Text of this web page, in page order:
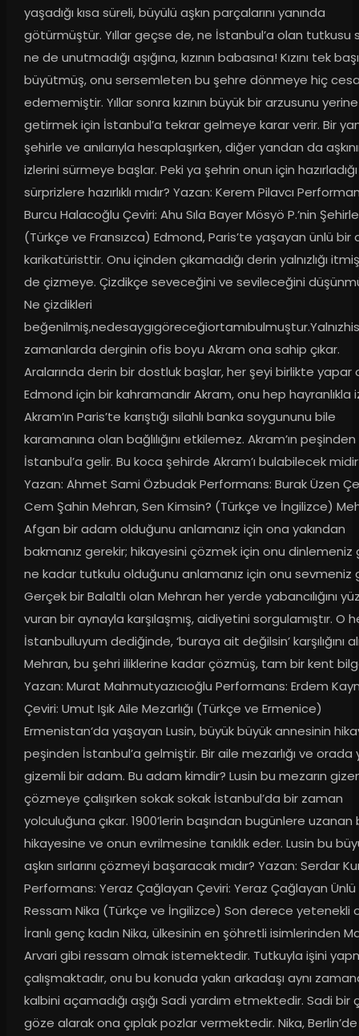
yaşadığı kısa süreli, büyülü aşkın parçalarını yanında
götürmüştür. Yıllar geçse de, ne İstanbul’a olan tutkusu
ne de unutmadığı aşığına, kızının babasına! Kızını tek
büyütmüş, onu sersemleten bu şehre dönmeye hiç
edememiştir. Yıllar sonra kızının büyük bir arzusunu yerine
getirmek için İstanbul’a tekrar gelmeye karar verir. Bir
şehirle ve anılarıyla hesaplaşırken, diğer yandan da
izlerini sürmeye başlar. Peki ya şehrin onun için hazırladığı
sürprizlere hazırlıklı mıdır? Yazan: Kerem Pilavcı
Burcu Halacoğlu Çeviri: Ahu Sıla Bayer Mösyö P.’nin
(Türkçe ve Fransızca) Edmond, Paris’te yaşayan ünlü bir
karikatüristtir. Onu içinden çıkamadığı derin yalnızlığı
de çizmeye. Çizdikçe seveceğini ve sevileceğini
Ne çizdikleri
zamanlarda derginin ofis boyu Akram ona sahip çıkar.
Aralarında derin bir dostluk başlar, her şeyi birlikte yapar
Edmond için bir kahramandır Akram, onu hep hayranlıkla
Akram’ın Paris’te karıştığı silahlı banka soygununu bile
karamanına olan bağlılığını etkilemez. Akram’ın peşinden
İstanbul’a gelir. Bu koca şehirde Akram’ı bulabilecek
Yazan: Ahmet Sami Özbudak Performans: Burak Üzen
Cem Şahin Mehran, Sen Kimsin? (Türkçe ve İngilizce)
Afgan bir adam olduğunu anlamanız için ona yakından
bakmanız gerekir; hikayesini çözmek için onu dinlemeniz
ne kadar tutkulu olduğunu anlamanız için onu sevmeniz
Gerçek bir Balaltlı olan Mehran her yerde yabancılığını
vuran bir aynayla karşılaşmış, aidiyetini sorgulamıştır. O
İstanbulluyum dediğinde, ‘buraya ait değilsin’ karşılığını
Mehran, bu şehri iliklerine kadar çözmüş, tam bir kent
Yazan: Murat Mahmutyazıcıoğlu Performans: Erdem
Çeviri: Umut Işık Aile Mezarlığı (Türkçe ve Ermenice)
Ermenistan‘da yaşayan Lusin, büyük büyük annesinin
peşinden İstanbul’a gelmiştir. Bir aile mezarlığı ve
gizemli bir adam. Bu adam kimdir? Lusin bu mezarın
çözmeye çalışırken sokak sokak İstanbul’da bir zaman
yolculuğuna çıkar. 1900’lerin başından bugünlere uzanan
hikayesine ve onun evrilmesine tanıklık eder. Lusin bu
aşkın sırlarını çözmeyi başaracak mıdır? Yazan: Serdar
Performans: Yeraz Çağlayan Çeviri: Yeraz Çağlayan Ünlü
Ressam Nika (Türkçe ve İngilizce) Son derece yetenekli
İranlı genç kadın Nika, ülkesinin en şöhretli isimlerinden
Arvari gibi ressam olmak istemektedir. Tutkuyla işini
çalışmaktadır, onu bu konuda yakın arkadaşı aynı
kalbini açamadığı aşığı Sadi yardım etmektedir. Sadi bir
göze alarak ona çıplak pozlar vermektedir. Nika,